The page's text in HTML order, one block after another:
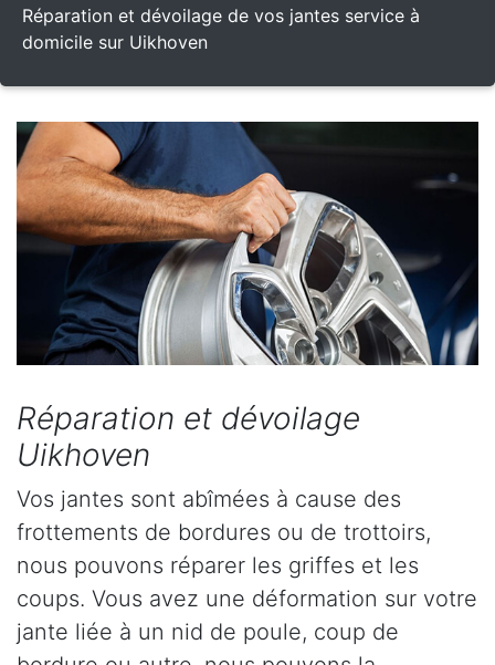
Réparation et dévoilage de vos jantes service à
domicile sur Uikhoven
Réparation et dévoilage
Uikhoven
Vos jantes sont abîmées à cause des
frottements de bordures ou de trottoirs,
nous pouvons réparer les griffes et les
coups. Vous avez une déformation sur votre
jante liée à un nid de poule, coup de